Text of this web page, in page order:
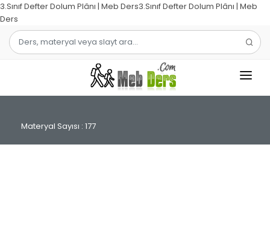
3.Sınıf Defter Dolum Plânı | Meb Ders3.Sınıf Defter Dolum Plânı | Meb
Ders
1.SINIF
2.SINIF
Materyal Sayısı : 177